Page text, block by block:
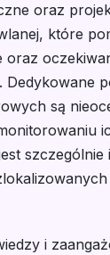
oraz
które
oraz
są
szczególnie
i